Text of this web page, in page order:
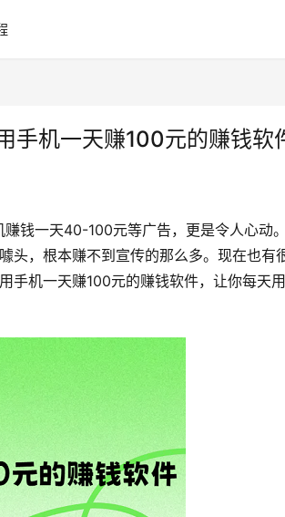
手机一天赚100元的赚钱软
钱一天40-100元等广告，更是令人心动
头，根本赚不到宣传的那么多。现在也有
手机一天赚100元的赚钱软件，让你每天